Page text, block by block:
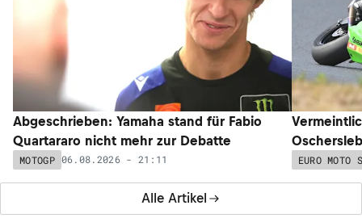
Alle Artikel
Abgeschrieben: Yamaha stand für Fabio
Quartararo nicht mehr zur Debatte
MOTOGP 06.08.2026 - 21:11 EURO MOTO